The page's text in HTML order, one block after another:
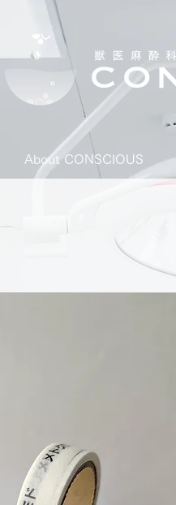
About CONSCIOUS